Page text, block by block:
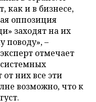
как и в бизнесе,
оппозиция
заходят на их
поводу», –
отмечает
них все эти
возможно, что к